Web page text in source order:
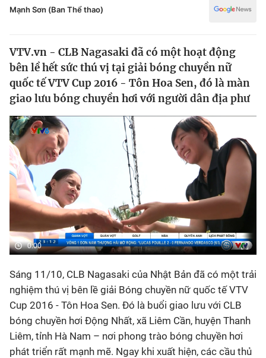
Chân dung
Sự kiện
Bóng đá
Thể thao Điện tử
Các môn khác
VIDEO
Bên lề
Mạnh Sơn (Ban Thể thao)
VTV.vn - CLB Nagasaki đã có một hoạt động
bên lề hết sức thú vị tại giải bóng chuyền nữ
quốc tế VTV Cup 2016 - Tôn Hoa Sen, đó là màn
giao lưu bóng chuyền hơi với người dân địa phư
0:00
Sáng 11/10, CLB Nagasaki của Nhật Bản đã có một trải
nghiệm thú vị bên lề giải Bóng chuyền nữ quốc tế VTV
Cup 2016 - Tôn Hoa Sen. Đó là buổi giao lưu với CLB
bóng chuyền hơi Động Nhất, xã Liêm Cần, huyện Thanh
Liêm, tỉnh Hà Nam – nơi phong trào bóng chuyền hơi
phát triển rất mạnh mẽ. Ngay khi xuất hiện, các cầu thủ